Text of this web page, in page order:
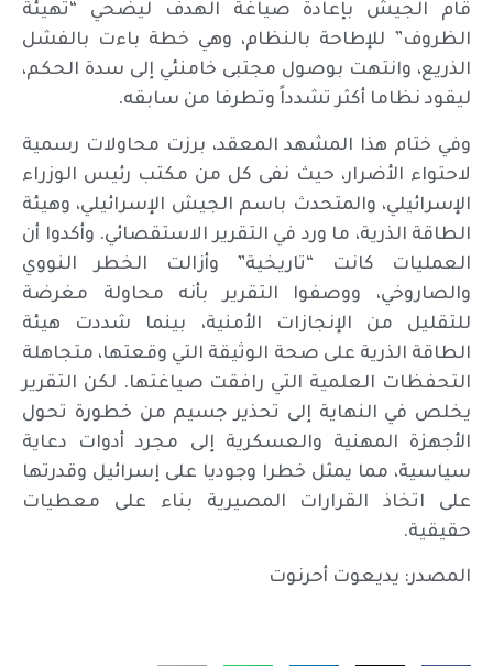
قام الجيش بإعادة صياغة الهدف ليضحي “تهيئة
الظروف” للإطاحة بالنظام، وهي خطة باءت بالفشل
الذريع، وانتهت بوصول مجتبى خامنئي إلى سدة الحكم،
ليقود نظاما أكثر تشدداً وتطرفا من سابقه.
وفي ختام هذا المشهد المعقد، برزت محاولات رسمية
لاحتواء الأضرار، حيث نفى كل من مكتب رئيس الوزراء
الإسرائيلي، والمتحدث باسم الجيش الإسرائيلي، وهيئة
الطاقة الذرية، ما ورد في التقرير الاستقصائي. وأكدوا أن
العمليات كانت “تاريخية” وأزالت الخطر النووي
والصاروخي، ووصفوا التقرير بأنه محاولة مغرضة
للتقليل من الإنجازات الأمنية، بينما شددت هيئة
الطاقة الذرية على صحة الوثيقة التي وقعتها، متجاهلة
التحفظات العلمية التي رافقت صياغتها. لكن التقرير
يخلص في النهاية إلى تحذير جسيم من خطورة تحول
الأجهزة المهنية والعسكرية إلى مجرد أدوات دعاية
سياسية، مما يمثل خطرا وجوديا على إسرائيل وقدرتها
على اتخاذ القرارات المصيرية بناء على معطيات
حقيقية.
المصدر: يديعوت أحرنوت